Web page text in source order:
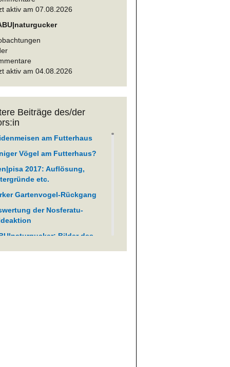
aktiv am 07.08.2026
aktiv am 04.08.2026
Beiträge des/der
am Futterhaus
Vögel am Futterhaus?
2017: Auflösung,
etc.
Gartenvogel-Rückgang
der Nosferatu-
Bilder des